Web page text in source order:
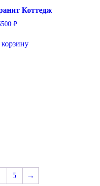
Коттедж
₽
5 →